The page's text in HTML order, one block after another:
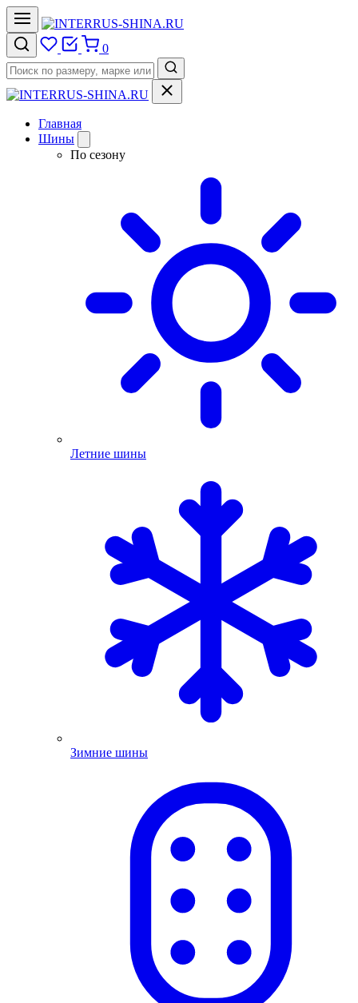
0
Главная
Шины
По сезону
Летние шины
Зимние шины